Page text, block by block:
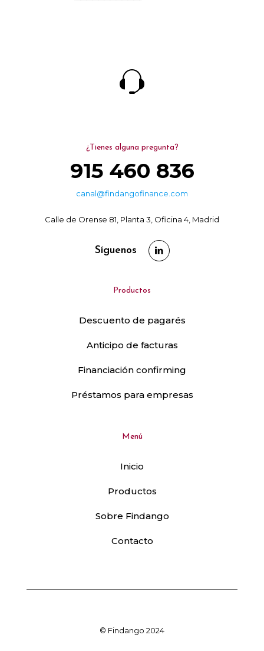
¿Tienes alguna pregunta?
915 460 836
canal@findangofinance.com
Calle de Orense 81, Planta 3, Oficina 4, Madrid
Síguenos
Productos
Descuento de pagarés
Anticipo de facturas
Financiación confirming
Préstamos para empresas
Menú
Inicio
Productos
Sobre Findango
Contacto
© Findango 2024